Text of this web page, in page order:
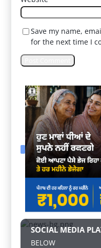
Save my name,
for the next time I
SOCIAL MEDIA
BELOW